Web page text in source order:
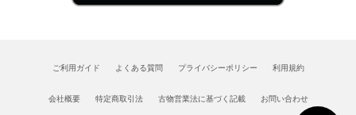
ご利用ガイド よくある質問 プライバシーポリシー 利用規約
会社概要 特定商取引法 古物営業法に基づく記載 お問い合わせ